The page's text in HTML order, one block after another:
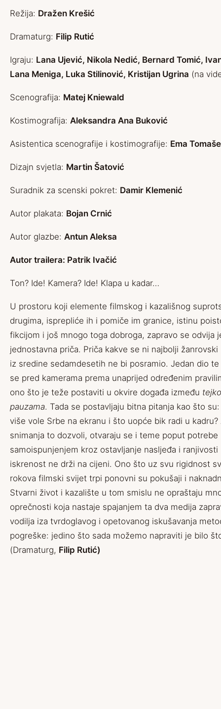
Režija: Dražen Krešić
Dramaturg: Filip Rutić
Igraju: Lana Ujević, Nikola Nedić, Bernard Tomić,
Lana Meniga, Luka Stilinović, Kristijan Ugrina (na
Scenografija: Matej Kniewald
Kostimografija: Aleksandra Ana Buković
Asistentica scenografije i kostimografije: Ema
Dizajn svjetla: Martin Šatović
Suradnik za scenski pokret: Damir Klemenić
Autor plakata: Bojan Crnić
Autor glazbe: Antun Aleksa
Autor trailera: Patrik Ivačić
Ton? Ide! Kamera? Ide! Klapa u kadar…
U prostoru koji elemente filmskog i kazališnog
drugima, isprepliće ih i pomiče im granice, istinu
fikcijom i još mnogo toga dobroga, zapravo se odvija
jednostavna priča. Priča kakve se ni najbolji
iz sredine sedamdesetih ne bi posramio. Jedan dio
se pred kamerama prema unaprijed određenim
ono što je teže postaviti u okvire događa između
pauzama. Tada se postavljaju bitna pitanja kao što
više vole Srbe na ekranu i što uopće bik radi u
snimanja to dozvoli, otvaraju se i teme poput potrebe
samoispunjenjem kroz ostavljanje nasljeđa i
iskrenost ne drži na cijeni. Ono što uz svu rigidnost
rokova filmski svijet trpi ponovni su pokušaji i
Stvarni život i kazalište u tom smislu ne opraštaju
oprečnosti koja nastaje spajanjem ta dva medija
vodilja iza tvrdoglavog i opetovanog iskušavanja
pogreške: jedino što sada možemo napraviti je bilo
(Dramaturg, Filip Rutić)